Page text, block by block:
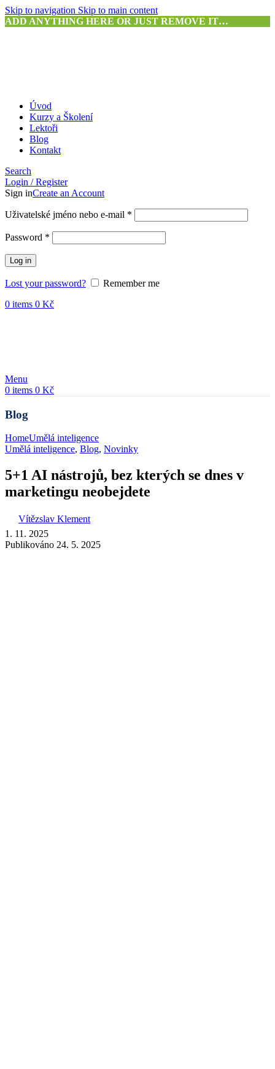
Skip to navigation Skip to main content
ADD ANYTHING HERE OR JUST REMOVE IT…
Úvod
Kurzy a Školení
Lektoři
Blog
Kontakt
Search
Login / Register
Sign inCreate an Account
Uživatelské jméno nebo e-mail *
Password *
Log in
Lost your password?
Remember me
0 items 0 Kč
Menu
0 items 0 Kč
Blog
HomeUmělá inteligence
Umělá inteligence, Blog, Novinky
5+1 AI nástrojů, bez kterých se dnes v
marketingu neobejdete
Vítězslav Klement
1. 11. 2025
Publikováno 24. 5. 2025